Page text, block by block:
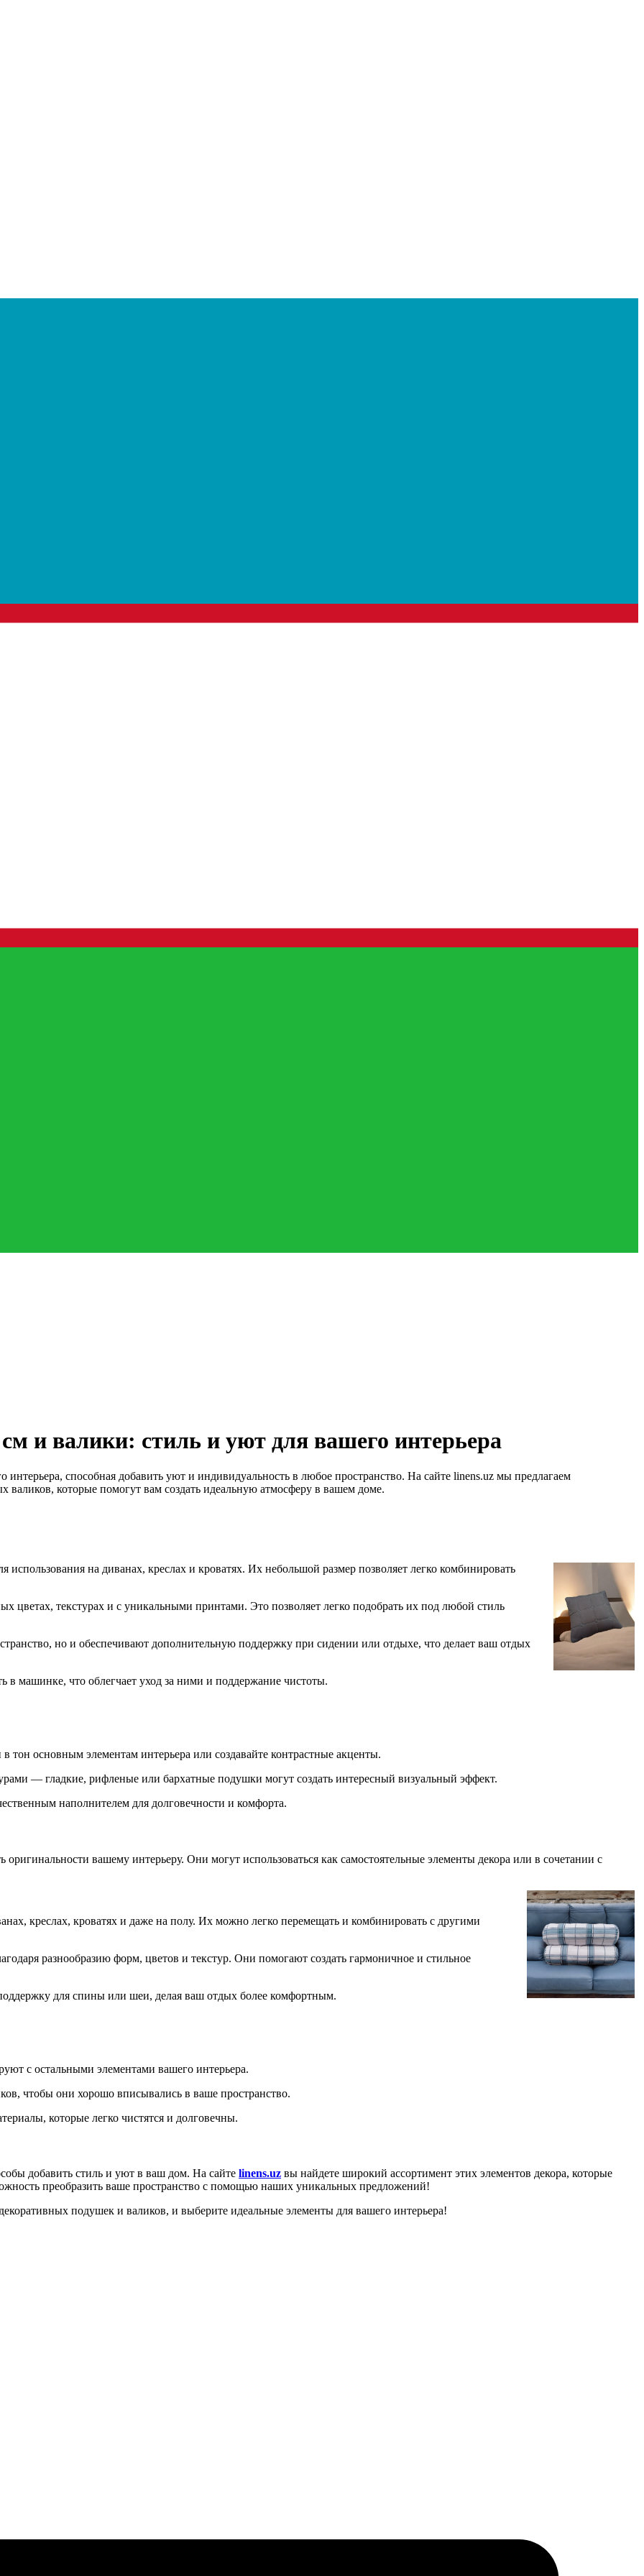
и валики: стиль и уют для вашего интерьера
способная добавить уют и индивидуальность в любое пространство. На сайте linens.uz мы предлагаем
которые помогут вам создать идеальную атмосферу в вашем доме.
на диванах, креслах и кроватях. Их небольшой размер позволяет легко комбинировать
текстурах и с уникальными принтами. Это позволяет легко подобрать их под любой стиль
но и обеспечивают дополнительную поддержку при сидении или отдыхе, что делает ваш отдых
машинке, что облегчает уход за ними и поддержание чистоты.
основным элементам интерьера или создавайте контрастные акценты.
— гладкие, рифленые или бархатные подушки могут создать интересный визуальный эффект.
наполнителем для долговечности и комфорта.
вашему интерьеру. Они могут использоваться как самостоятельные элементы декора или в сочетании с
креслах, кроватях и даже на полу. Их можно легко перемещать и комбинировать с другими
разнообразию форм, цветов и текстур. Они помогают создать гармоничное и стильное
для спины или шеи, делая ваш отдых более комфортным.
с остальными элементами вашего интерьера.
чтобы они хорошо вписывались в ваше пространство.
которые легко чистятся и долговечны.
добавить стиль и уют в ваш дом. На сайте linens.uz вы найдете широкий ассортимент этих элементов декора, которые
преобразить ваше пространство с помощью наших уникальных предложений!
подушек и валиков, и выберите идеальные элементы для вашего интерьера!